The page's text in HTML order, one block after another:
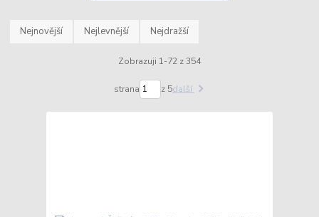
Nejnovější Nejlevnější Nejdražší
Zobrazuji 1-72 z 354
strana z 5další